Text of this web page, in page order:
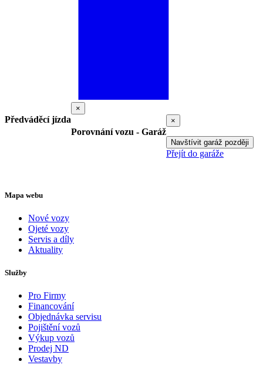
Předváděcí jízda
×
Porovnání vozu - Garáž
×
Navštívit garáž později
Přejít do garáže
Mapa webu
Nové vozy
Ojeté vozy
Servis a díly
Aktuality
Služby
Pro Firmy
Financování
Objednávka servisu
Pojištění vozů
Výkup vozů
Prodej ND
Vestavby